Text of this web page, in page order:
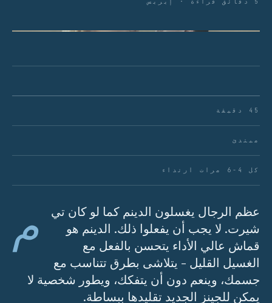
45 دقيقة
مبتدئ
كل 4-6 مرات ارتداء
م
عظم الرجال يغسلون الدينم كما لو كان تي
شيرت. لا يجب أن يفعلوا ذلك. الدينم هو
قماش عالي الأداء يتحسن بالفعل مع
الغسيل القليل - يتلاشى بطرق تتناسب مع
جسمك، وينعم دون أن يتفكك، ويطور شخصية لا
يمكن للجينز الجديد تقليدها ببساطة.